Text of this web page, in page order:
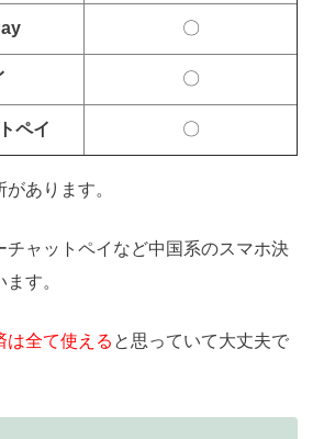
〇
〇
ペイ 〇
あります。
チャットペイなど中国系のスマホ決
す。
は全て使える と思っていて大丈夫で